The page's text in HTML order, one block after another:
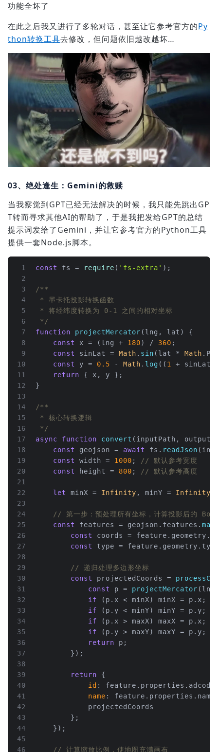
功能全坏了
在此之后我又进行了多轮对话，甚至让它参考官方的Py
thon转换工具去修改，但问题依旧越改越坏…
03、绝处逢生：Gemini的救赎
当我察觉到GPT已经无法解决的时候，我只能先跳出GP
T转而寻求其他AI的帮助了，于是我把发给GPT的总结
提示词发给了Gemini，并让它参考官方的Python工具
提供一套Node.js脚本。
1
2
3
4
5
6
7
8
9
10
11
12
13
14
15
16
17
18
19
20
21
22
23
24
25
26
27
28
29
30
31
32
33
34
35
36
37
38
39
40
41
42
43
44
45
46
const fs = require ( 'fs-extra' );
/**
* 墨卡托投影转换函数
* 将经纬度转换为 0-1 之间的相对坐标
*/
function
projectMercator ( lng, lat ) {
const
x = (lng + 180) / 360 ;
const
sinLat = Math . sin (lat * Math . PI
const
y = 0.5 - Math . log (( 1 +
return { x, y };
}
/**
* 核心转换逻辑
*/
async
function convert ( inputPath,
const
geojson = await fs. readJson
const
width = 1000 ;
// 默认参考宽度
const
height = 800 ; // 默认参考高度
let minX = Infinity , minY = Infinity
// 第一步：预处理所有坐标，计算投影后的
const
features = geojson. features . map
const
coords = feature. geometry .
const
type = feature. geometry .
// 递归处理多边形坐标
const
projectedCoords =
const
p = projectMercator
if (p. x < minX) minX = p. x ;
if (p. y < minY) minY = p. y ;
if (p. x > maxX) maxX = p. x ;
if (p. y > maxY) maxY = p. y ;
return p;
        });
return {
id : feature. properties . adcode
name : feature. properties . name
            projectedCoords
        };
    });
// 计算缩放比例，使地图充满画布